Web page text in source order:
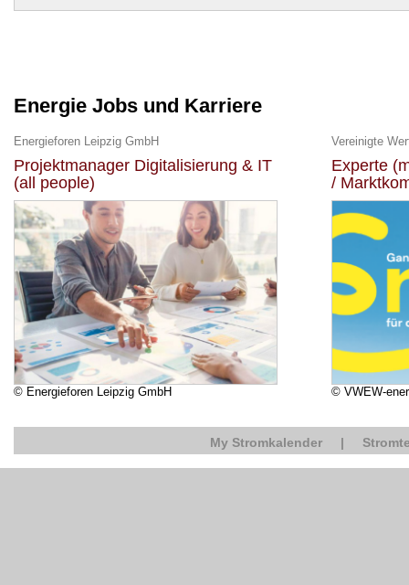
Energie Jobs und Karriere
Energieforen Leipzig GmbH
Projektmanager Digitalisierung & IT
(all people)
© Energieforen Leipzig GmbH
Vereinigte
Experte
/
© VWEW-
My Stromkalender |